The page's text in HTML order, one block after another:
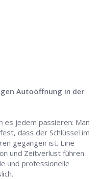
Autoöffnung in der
es jedem passieren: Man
dass der Schlüssel im
gegangen ist. Eine
und Zeitverlust führen.
und professionelle